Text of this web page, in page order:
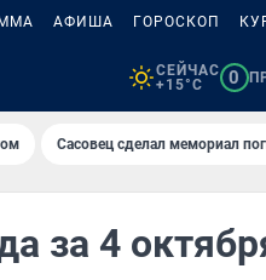
АФИША ГОРОСКОП
СЕЙЧАС
+15°C
0
Сасовец сделал мемориал
за 4